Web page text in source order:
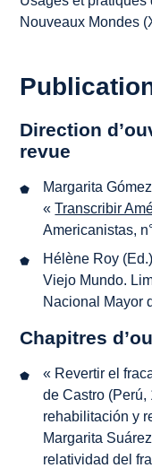
Nouveaux Mondes
Direction
revue
Margarita
«Transcribir
Americanistas,
Hélène Roy
Viejo Mundo.
Nacional Mayor
Chapitres
« Revertir el
de Castro (Perú,
rehabilitación y
Margarita
relatividad del